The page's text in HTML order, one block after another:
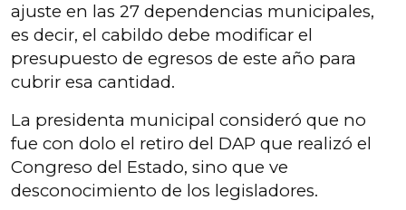
ajuste en las 27 dependencias municipales,
es decir, el cabildo debe modificar el
presupuesto de egresos de este año para
cubrir esa cantidad.
La presidenta municipal consideró que no
fue con dolo el retiro del DAP que realizó el
Congreso del Estado, sino que ve
desconocimiento de los legisladores.